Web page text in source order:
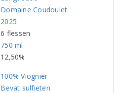
Domaine Coudoulet
2025
6 flessen
750 ml
12,50%
100% Viognier
Bevat sulfieten